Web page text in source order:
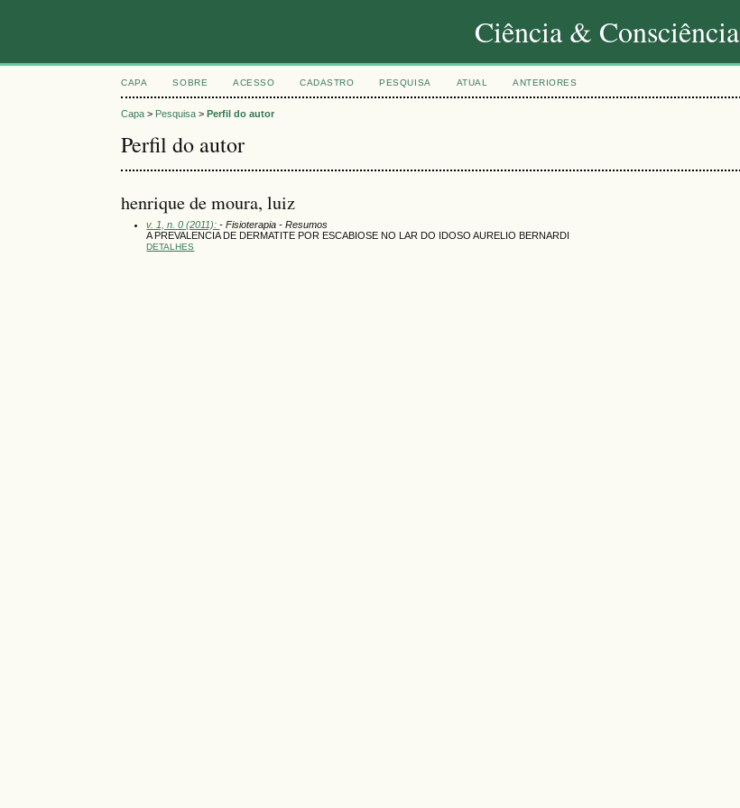
Ciência & Consciência
CAPA SOBRE ACESSO CADASTRO PESQUISA ATUAL ANTERIORES
Capa > Pesquisa >Perfil do autor
Perfil do autor
henrique de moura, luiz
v. 1, n. 0 (2011):- Fisioterapia - Resumos
A PREVALENCIA DE DERMATITE POR ESCABIOSE NO LAR DO IDOSO AURELIO BERNARDI
DETALHES